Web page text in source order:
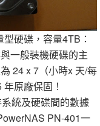
硬碟，容量4TB：
一般裝機硬碟的主
24 x 7（小時x 天/每
原廠保固！
統及硬碟間的數據
PN-401一